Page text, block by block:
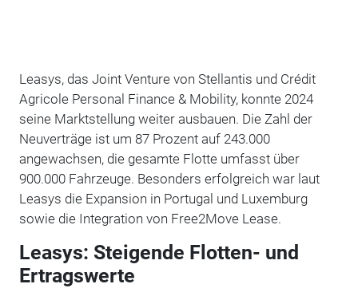
Leasys, das Joint Venture von Stellantis und Crédit
Agricole Personal Finance & Mobility, konnte 2024
seine Marktstellung weiter ausbauen. Die Zahl der
Neuverträge ist um 87 Prozent auf 243.000
angewachsen, die gesamte Flotte umfasst über
900.000 Fahrzeuge. Besonders erfolgreich war laut
Leasys die Expansion in Portugal und Luxemburg
sowie die Integration von Free2Move Lease.
Leasys: Steigende Flotten- und
Ertragswerte